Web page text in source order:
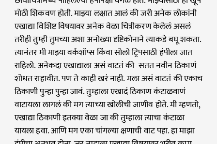
मोठी शिकवण होती. माझ्या लक्षात आलं की जरी अनेक लोकांनी
एखाद्या विशिष्ट विषयावर अनेक वेळा चित्रीकरण केलेलं असलं
तरीही तुम्ही तुमच्या अशा अनोख्या दृष्टिकोनाने त्याकडे बघू शकता.
त्यानंतर मी माझ्या वर्कशॉप्स किंवा सोलो ट्रिपसाठी हंपीला जात
राहिलो. अनेकदा एखाद्याला असं वाटतं की सतत नवीन ठिकाणं
शोधत राहावीत. पण ते काही खरं नाही. मला असं वाटतं की एकाच
ठिकाणी पुन्हा पुन्हा जावं. तुम्हाला एखादं ठिकाण कंटाळवाणं
वाटायला लागलं की मग त्याच्या खोलीची जाणीव होते. मी म्हणतो,
एखाद्या ठिकाणी इतक्या वेळा जा की तुम्हाला त्याचा कंटाळा
यायला हवा. आणि मग एका चांगल्या क्षणाची वाट पहा. हा माझा